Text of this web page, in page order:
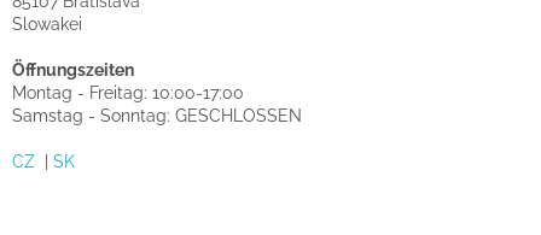
Slowakei
Öffnungszeiten
Montag - Freitag: 10:00-17:00
Samstag - Sonntag: GESCHLOSSEN
CZ SK